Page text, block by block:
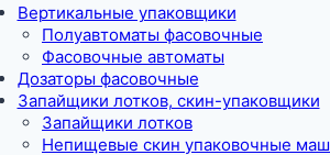
Вертикальные упаковщики
Полуавтоматы фасовочные
Фасовочные автоматы
Дозаторы фасовочные
Запайщики лотков, скин-упаковщики
Запайщики лотков
Непищевые скин упаковочные